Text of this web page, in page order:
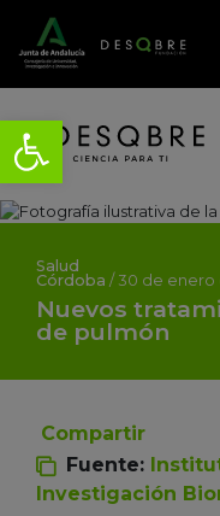
Salud
Córdoba / 30 de enero
Nuevos
de pulmón
Compartir
Fuente:
Investigación